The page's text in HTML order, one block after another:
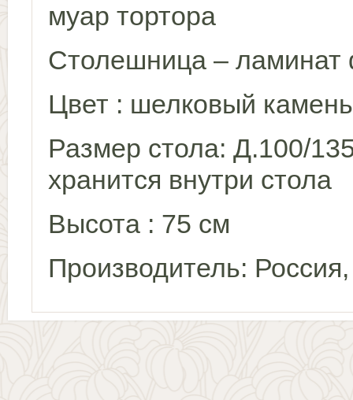
муар тортора
Столешница –
Цвет : шелковый камень
Размер стола: Д.100/
хранится внутри стола
Высота : 75 см
Производитель: